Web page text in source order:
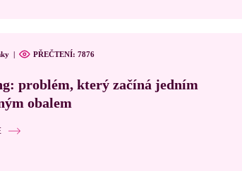
| PŘEČTENÍ: 7876
problém, který začíná jedním
obalem